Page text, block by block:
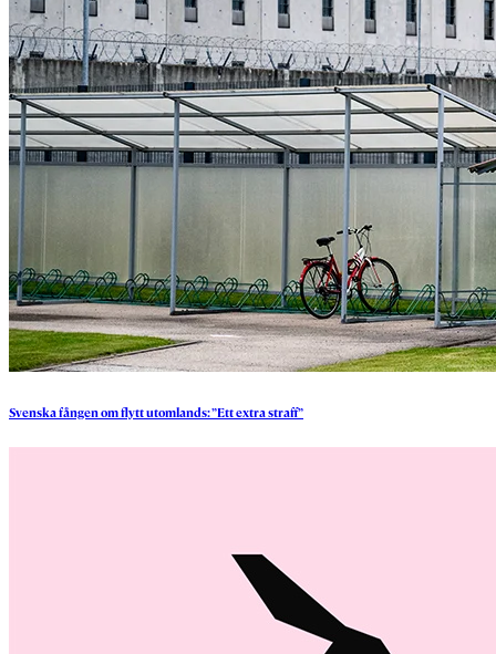
Svenskafångenomflyttutomlands:”Ettextrastraff”